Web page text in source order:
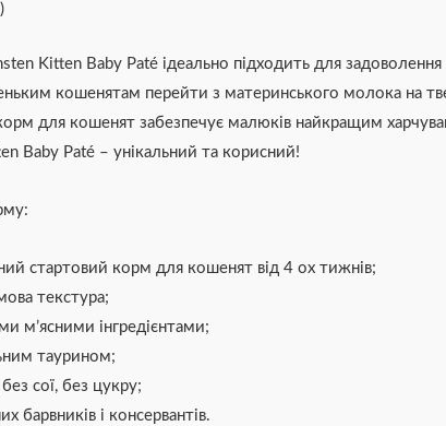
Kitten Baby Paté ідеально підходить для
кошенятам перейти з материнського молока на
для кошенят забезпечує малюків найкращим
Baby Paté – унікальний та корисний!
стартовий корм для кошенят від 4 ох тижнів;
текстура;
м’ясними інгредієнтами;
таурином;
сої, без цукру;
барвників і консервантів.